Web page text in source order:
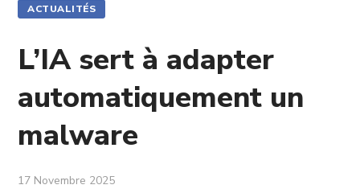
ACTUALITÉS
L’IA sert à adapter
automatiquement un
malware
17 Novembre 2025